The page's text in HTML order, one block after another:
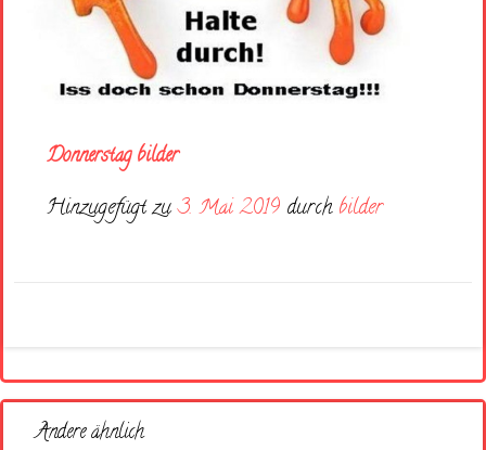
Donnerstag bilder
Hinzugefügt zu3. Mai 2019 durch bilder
Andere ähnlich